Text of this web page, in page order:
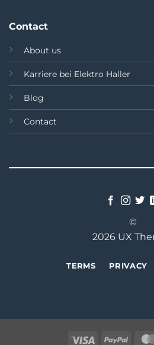
Contact
About us
Karriere bei Elektro Haller
Blog
Contact
©
2026 UX
TERMS PRIVACY
Visa